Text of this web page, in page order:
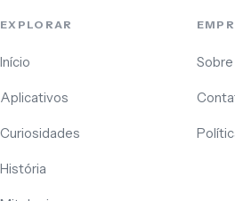
EXPLORAR
Início
Aplicativos
Curiosidades
História
Sobre